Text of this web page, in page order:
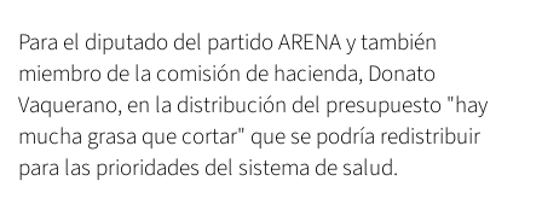
Para el diputado del partido ARENA y también
miembro de la comisión de hacienda, Donato
Vaquerano, en la distribución del presupuesto "hay
mucha grasa que cortar" que se podría redistribuir
para las prioridades del sistema de salud.